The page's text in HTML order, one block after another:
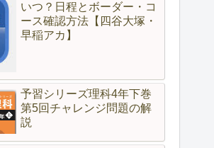
いつ？日程とボーダー・コ
ース確認方法【四谷大塚・
早稲アカ】
予習シリーズ理科4年下巻
第5回チャレンジ問題の解
説